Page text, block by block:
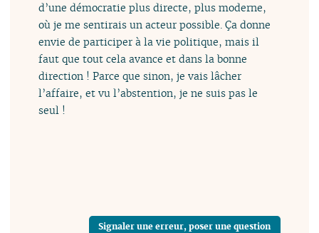
d’une démocratie plus directe, plus moderne,
où je me sentirais un acteur possible. Ça donne
envie de participer à la vie politique, mais il
faut que tout cela avance et dans la bonne
direction ! Parce que sinon, je vais lâcher
l’affaire, et vu l’abstention, je ne suis pas le
seul !
Signaler une erreur, poser une question